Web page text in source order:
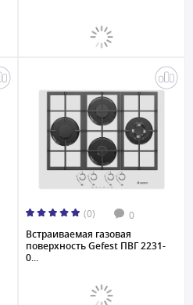
(0) 0
Встраиваемая газовая
поверхность Gefest ПВГ 2231-
0...